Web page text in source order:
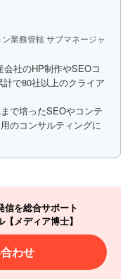
業務管轄 サブマネージャ
社のHP制作やSEOコ
で80社以上のクライア
で培ったSEOやコンテ
のコンサルティングに
信を総合サポート
メディア博士】
わせ